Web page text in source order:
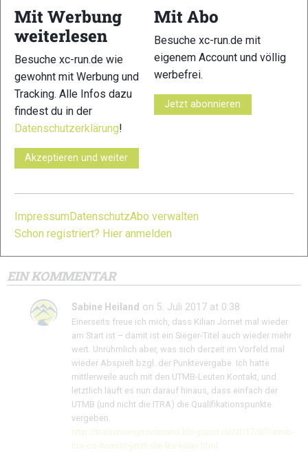
spannenden Kampf liefern. Weitere bekannte Namen an der
Startlinie sind Megan Kimmel oder Tom Owens.
VERWANDTE ARTIKEL
Western States 100:
Bouillard und
Streckenrekorden
glänzt mit Platz
fünf
Western States 100:
Walmsley gegen
Brinks greift nach
Platzierung
by UTMB
Zurück Weiter
EIN KOMMENTAR
Sabine Heiland on 5. Juli 2017 at 0:38
Einerseits freue ich mich, dass Kilian Jornet mal wieder
am Start ist – damit ist ein Sieger-Titel auch wieder mehr
wert. Unrühmlich aber, was sich derzeit im Vorfeld mal
wieder Abspielt bzgl. der Punktevergabe. Ich hatte
mittlerweile auch mit den UTMB-Leuten Kontakt, und
letztlich läuft es nun darauf hinaus, dass einfach der
UTMB (und nicht die ITRA) die Qualifikationspunkte
vergeben.
http://trailrunningnordwand.blogspot.de/2017/07/utmb-
itra-co-kommt-jetzt-die-lex-kilian.html
Mit Werbung
weiterlesen
Besuche xc-run.de wie
gewohnt mit Werbung und
Tracking. Alle Infos dazu
findest du in der
Datenschutzerklärung!
Akzeptieren und weiter
Mit Abo
Besuche xc-run.de mit
eigenem Account und völlig
werbefrei.
Jetzt abonnieren
Impressum DatenschutzAbo verwalten
Schon registriert? Hier anmelden